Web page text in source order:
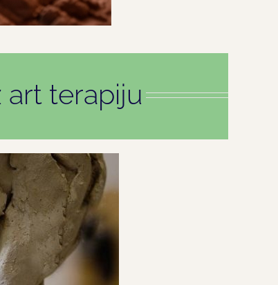
art terapiju